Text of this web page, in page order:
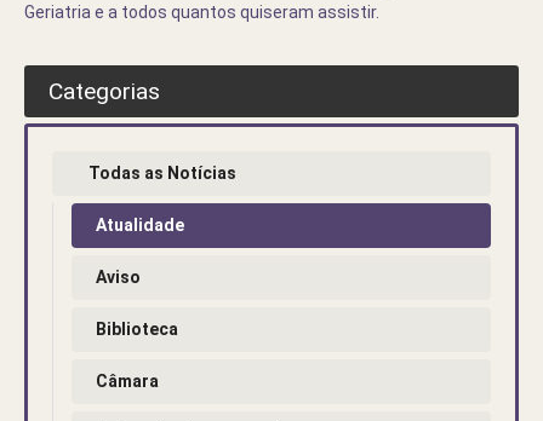
Geriatria e a todos quantos quiseram assistir.
Categorias
Todas as Notícias
Atualidade
Aviso
Biblioteca
Câmara